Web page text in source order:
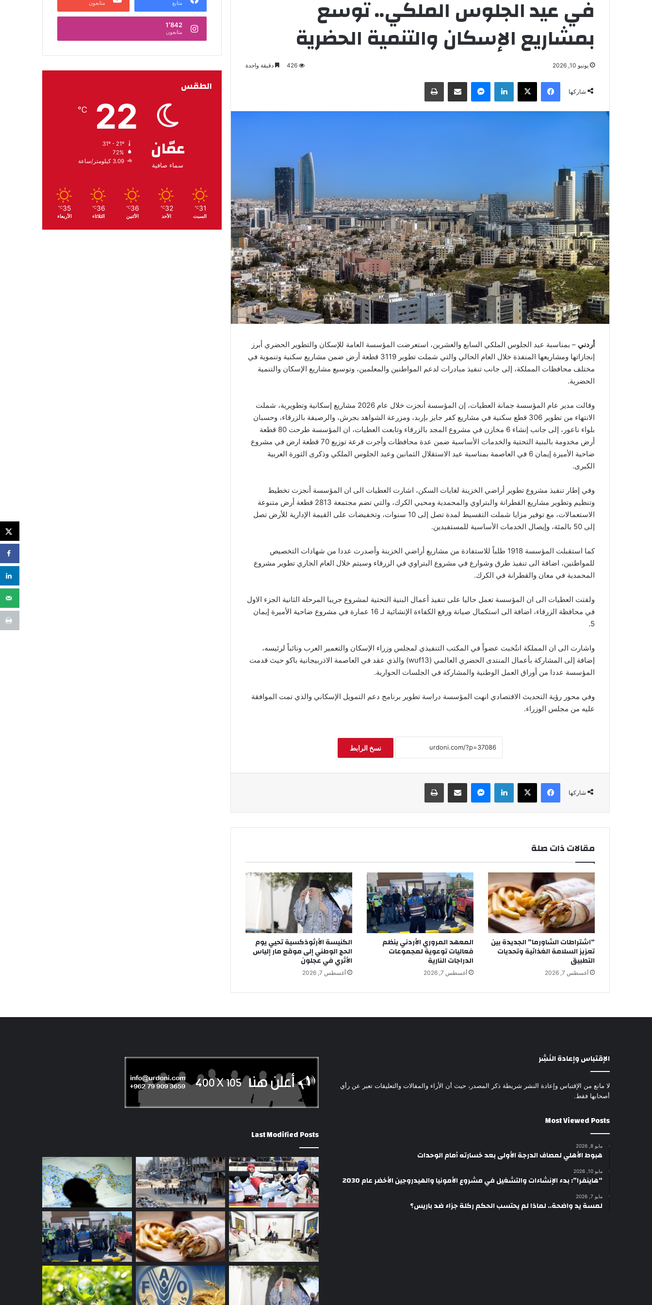
في عيد الجلوس الملكي.. توسع
بمشاريع الإسكان والتنمية الحضرية
يونيو 10, 2026 426 دقيقة واحدة
شاركها
فيسبوك لينكدإن
أردني – بمناسبة عيد الجلوس الملكي السابع والعشرين، استعرضت المؤسسة العامة للإسكان والتطوير الحضري أبرز
إنجازاتها ومشاريعها المنفذة خلال العام الحالي والتي شملت تطوير 3119 قطعة أرض ضمن مشاريع سكنية وتنموية في
مختلف محافظات المملكة، إلى جانب تنفيذ مبادرات لدعم المواطنين والمعلمين، وتوسيع مشاريع الإسكان والتنمية
الحضرية.
وقالت مدير عام المؤسسة جمانة العطيات، إن المؤسسة أنجزت خلال عام 2026 مشاريع إسكانية وتطويرية، شملت
الانتهاء من تطوير 306 قطع سكنية في مشاريع كفر جايز بإربد، ومزرعة الشواهد بجرش، والرصيفة بالزرقاء، وحسبان
بلواء ناعور، إلى جانب إنشاء 6 مخازن في مشروع المجد بالزرقاء وتابعت العطيات، ان المؤسسة طرحت 80 قطعة
أرض مخدومة بالبنية التحتية والخدمات الأساسية ضمن عدة محافظات وأجرت قرعة توزيع 70 قطعة ارض في مشروع
ضاحية الأميرة إيمان 6 في العاصمة بمناسبة عيد الاستقلال الثمانين وعيد الجلوس الملكي وذكرى الثورة العربية
الكبرى.
وفي إطار تنفيذ مشروع تطوير أراضي الخزينة لغايات السكن، اشارت العطيات الى ان المؤسسة أنجزت تخطيط
وتنظيم وتطوير مشاريع القطرانة والبتراوي والمحمدية ومحيي الكرك، والتي تضم مجتمعة 2813 قطعة أرض متنوعة
الاستعمالات، مع توفير مزايا شملت التقسيط لمدة تصل إلى 10 سنوات، وتخفيضات على القيمة الإدارية للأرض تصل
إلى 50 بالمئة، وإيصال الخدمات الأساسية للمستفيدين.
كما استقبلت المؤسسة 1918 طلباً للاستفادة من مشاريع أراضي الخزينة وأصدرت عددا من شهادات التخصيص
للمواطنين، اضافة الى تنفيذ طرق وشوارع في مشروع البتراوي في الزرقاء وسيتم خلال العام الجاري تطوير مشروع
المحمدية في معان والقطرانة في الكرك.
ولفتت العطيات الى ان المؤسسة تعمل حاليا على تنفيذ أعمال البنية التحتية لمشروع جريبا المرحلة الثانية الجزء الاول
في محافظة الزرقاء، اضافة الى استكمال صيانة ورفع الكفاءة الإنشائية لـ 16 عمارة في مشروع ضاحية الأميرة إيمان
5.
واشارت الى ان المملكة انتُخبت عضواً في المكتب التنفيذي لمجلس وزراء الإسكان والتعمير العرب ونائباً لرئيسه،
إضافة إلى المشاركة بأعمال المنتدى الحضري العالمي (wuf13) والذي عقد في العاصمة الاذربيجانية باكو حيث قدمت
المؤسسة عددا من أوراق العمل الوطنية والمشاركة في الجلسات الحوارية.
وفي محور رؤية التحديث الاقتصادي انهت المؤسسة دراسة تطوير برنامج دعم التمويل الإسكاني والذي تمت الموافقة
عليه من مجلس الوزراء.
نسخ الرابط
شاركها
فيسبوك لينكدإن
مقالات ذات صلة
“اشتراطات الشاورما” الجديدة بين
تعزيز السلامة الغذائية وتحديات
التطبيق
أغسطس 7, 2026
المعهد المروري الأردني ينظم
فعاليات توعوية لمجموعات
الدراجات النارية
أغسطس 7, 2026
الكنيسة الأرثوذكسية تحيي يوم
الحج الوطني إلى موقع مار إلياس
الأثري في عجلون
أغسطس 7, 2026
متابع متابعون
1٬842
متابعون
الطقس
عمّان
سماء صافية
22
℃
72%
3.09 كيلومتر/ساعة
31
℃
السبت
32
℃
الأحد
36
℃
الأثنين
36
℃
الثلاثاء
35
℃
الأربعاء
الإقتباس وإعادة النَشِر
لا مانع من الإقتباس وإعادة النشر شريطة ذكر المصدر، حيث أن الأراء والمقالات والتعليقات تعبر عن رأي
أصحابها فقط.
Most Viewed Posts
مايو 8, 2026
هبوط الأهلي لمصاف الدرجة الأولى بعد خسارته أمام الوحدات
مايو 10, 2026
“هاينفرا”: بدء الإنشاءات والتشغيل في مشروع الأمونيا والهيدروجين الأخضر عام 2030
مايو 7, 2026
لمسة يد واضحة.. لماذا لم يحتسب الحكم ركلة جزاء ضد باريس؟
Last Modified Posts